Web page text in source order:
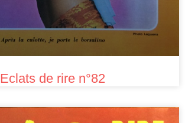
Eclats de rire n°82